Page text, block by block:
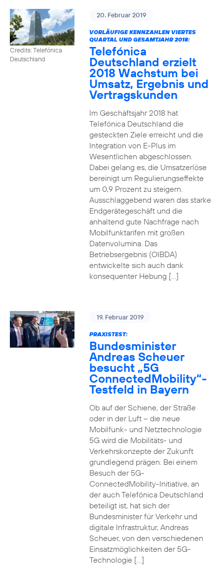
Credits: Telefónica
Deutschland
20. Februar 2019
VORLÄUFIGE KENNZAHLEN VIERTES
QUARTAL UND GESAMTJAHR 2018:
Telefónica
Deutschland erzielt
2018 Wachstum bei
Umsatz, Ergebnis und
Vertragskunden
Im Geschäftsjahr 2018 hat
Telefónica Deutschland die
gesteckten Ziele erreicht und die
Integration von E-Plus im
Wesentlichen abgeschlossen.
Dabei gelang es, die Umsatzerlöse
bereinigt um Regulierungseffekte
um 0,9 Prozent zu steigern.
Ausschlaggebend waren das starke
Endgerätegeschäft und die
anhaltend gute Nachfrage nach
Mobilfunktarifen mit großen
Datenvolumina. Das
Betriebsergebnis (OIBDA)
entwickelte sich auch dank
konsequenter Hebung […]
19. Februar 2019
PRAXISTEST:
Bundesminister
Andreas Scheuer
besucht „5G
ConnectedMobility“-
Testfeld in Bayern
Ob auf der Schiene, der Straße
oder in der Luft – die neue
Mobilfunk- und Netztechnologie
5G wird die Mobilitäts- und
Verkehrskonzepte der Zukunft
grundlegend prägen. Bei einem
Besuch der 5G-
ConnectedMobility-Initiative, an
der auch Telefónica Deutschland
beteiligt ist, hat sich der
Bundesminister für Verkehr und
digitale Infrastruktur, Andreas
Scheuer, von den verschiedenen
Einsatzmöglichkeiten der 5G-
Technologie […]